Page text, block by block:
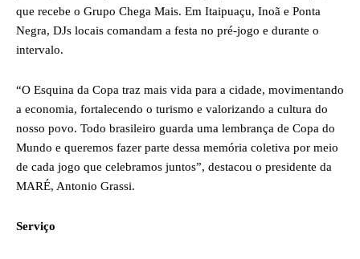
que recebe o Grupo Chega Mais. Em Itaipuaçu, Inoã e Ponta
Negra, DJs locais comandam a festa no pré-jogo e durante o
intervalo.
“O Esquina da Copa traz mais vida para a cidade, movimentando
a economia, fortalecendo o turismo e valorizando a cultura do
nosso povo. Todo brasileiro guarda uma lembrança de Copa do
Mundo e queremos fazer parte dessa memória coletiva por meio
de cada jogo que celebramos juntos”, destacou o presidente da
MARÉ, Antonio Grassi.
Serviço